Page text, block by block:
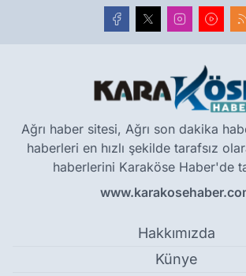
Ağrı haber sitesi, Ağrı son dakika
haberleri en hızlı şekilde tarafsız
haberlerini Karaköse Haber'de
Hakkımızda
Künye